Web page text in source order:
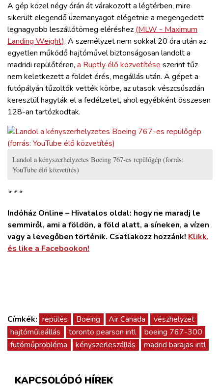
A gép közel négy órán át várakozott a légtérben, mire
sikerült elegendő üzemanyagot elégetnie a megengedett
legnagyobb leszállótömeg eléréshez(MLW - Maximum
Landing Weight). A személyzet nem sokkal 20 óra után az
egyetlen működő hajtóművel biztonságosan landolt a
madridi repülőtéren, a Ruptly élő közvetítéseszerint tűz
nem keletkezett a földet érés, megállás után. A gépet a
futópályán tűzoltók vették körbe, az utasok vészcsúszdán
keresztül hagyták el a fedélzetet, ahol egyébként összesen
128-an tartózkodtak.
Landol a kényszerhelyzetes Boeing 767-es repülőgép (forrás:
YouTube élő közvetítés)
* * *
Indóház Online – Hivatalos oldal: hogy ne maradj le
semmiről, ami a földön, a föld alatt, a síneken, a vízen
vagy a levegőben történik. Csatlakozz hozzánk! Klikk,
és like a Facebookon!
Címkék: repülés Boeing Air Canada
vészhelyzet
hajtóműleállás
toronto pearson intl
boeing 767-300
futóműprobléma
kényszerleszállás madrid barajas intl
KAPCSOLÓDÓ HÍREK